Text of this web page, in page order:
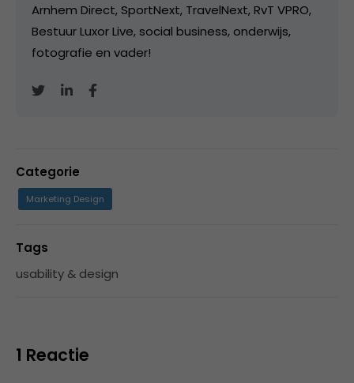
Arnhem Direct, SportNext, TravelNext, RvT VPRO,
Bestuur Luxor Live, social business, onderwijs,
fotografie en vader!
Categorie
Marketing Design
Tags
usability & design
1 Reactie